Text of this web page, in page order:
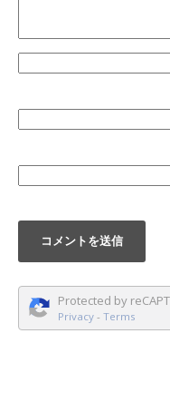
Protected by
Privacy - Terms